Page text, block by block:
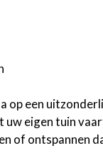
op een
uw eigen tuin
of ontspannen